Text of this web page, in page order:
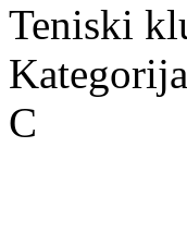
Teniski
C